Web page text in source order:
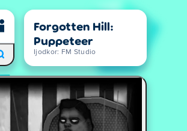
Forgotten Hill:
Puppeteer
Ijodkor: FM Studio